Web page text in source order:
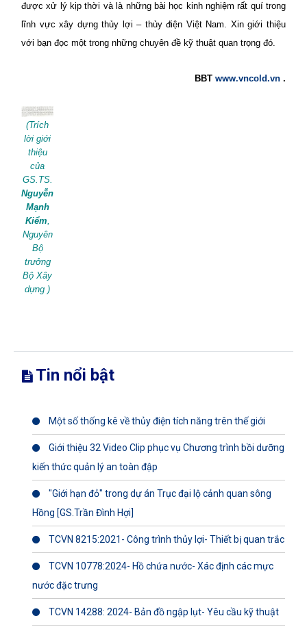
được xử lý kịp thời và là những bài học kinh nghiệm rất quí trong
lĩnh vực xây dựng thủy lợi – thủy điện Việt Nam. Xin giới thiệu
với bạn đọc một trong những chuyên đề kỹ thuật quan trọng đó.
BBT www.vncold.vn .
(Trích
lời giới
thiệu
của
GS.TS.
Nguyễn
Mạnh
Kiểm,
Nguyên
Bộ
trưởng
Bộ Xây
dựng )
Tin nổi bật
Một số thống kê về thủy điện tích năng trên thế giới
Giới thiệu 32 Video Clip phục vụ Chương trình bồi dưỡng
kiến thức quản lý an toàn đập
"Giới hạn đỏ" trong dự án Trục đại lộ cảnh quan sông
Hồng [GS.Trần Đình Hợi]
TCVN 8215:2021- Công trình thủy lợi- Thiết bị quan trắc
TCVN 10778:2024- Hồ chứa nước- Xác định các mực
nước đặc trưng
TCVN 14288: 2024- Bản đồ ngập lụt- Yêu cầu kỹ thuật